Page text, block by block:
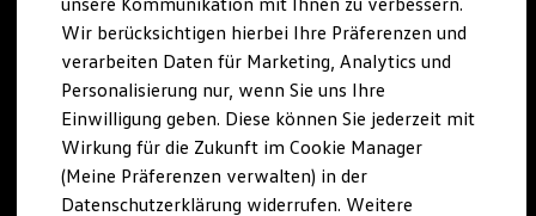
SUV und CUV
Familienautos
Kombis
Kompaktwagen
Sportwagen
Schnell verfügbare Fahrzeuge
Angebote und Produkte
Aktuelle Angebote
E-Auto-Förderung
Volkswagen Marktplatz
Wir berücksichtigen hierbei Ihre Präferenzen und
verarbeiten Daten für Marketing, Analytics und
Personalisierung nur, wenn Sie uns Ihre
Einwilligung geben. Diese können Sie jederzeit mit
Wirkung für die Zukunft im Cookie Manager
(Meine Präferenzen verwalten) in der
Datenschutzerklärung widerrufen. Weitere